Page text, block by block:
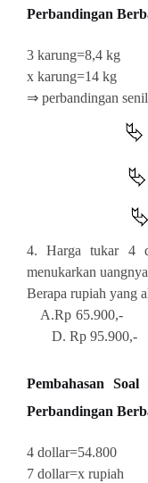
Perbandingan
3 karung=8,4 kg
x karung=14 kg
⇒ perbandingan
4. Harga tukar 4
menukarkan
Berapa rupiah yang
A.Rp 65.900,-
D. Rp 95.900,-
Pembahasan Soal
Perbandingan
4 dollar=54.800
7 dollar=x rupiah